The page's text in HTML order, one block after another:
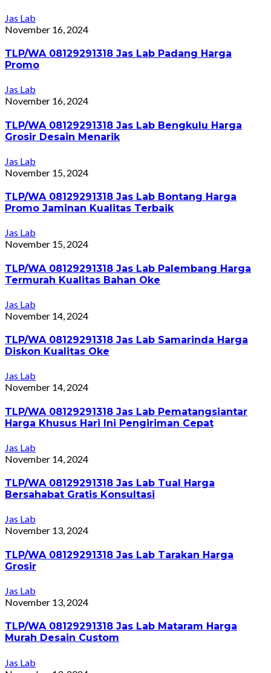
Jas Lab
November 16, 2024
TLP/WA 08129291318 Jas Lab Padang Harga
Promo
Jas Lab
November 16, 2024
TLP/WA 08129291318 Jas Lab Bengkulu Harga
Grosir Desain Menarik
Jas Lab
November 15, 2024
TLP/WA 08129291318 Jas Lab Bontang Harga
Promo Jaminan Kualitas Terbaik
Jas Lab
November 15, 2024
TLP/WA 08129291318 Jas Lab Palembang Harga
Termurah Kualitas Bahan Oke
Jas Lab
November 14, 2024
TLP/WA 08129291318 Jas Lab Samarinda Harga
Diskon Kualitas Oke
Jas Lab
November 14, 2024
TLP/WA 08129291318 Jas Lab Pematangsiantar
Harga Khusus Hari Ini Pengiriman Cepat
Jas Lab
November 14, 2024
TLP/WA 08129291318 Jas Lab Tual Harga
Bersahabat Gratis Konsultasi
Jas Lab
November 13, 2024
TLP/WA 08129291318 Jas Lab Tarakan Harga
Grosir
Jas Lab
November 13, 2024
TLP/WA 08129291318 Jas Lab Mataram Harga
Murah Desain Custom
Jas Lab